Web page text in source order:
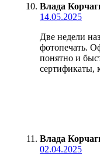
Влада
14.05.2025
Две недели
фотопечать.
понятно и
сертификаты,
Влада
02.04.2025